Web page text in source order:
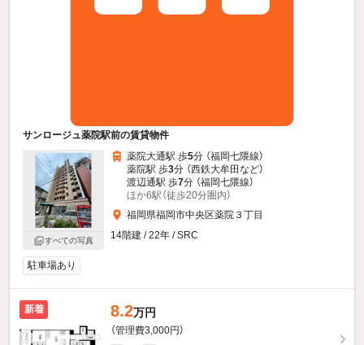
サンロージュ薬院駅前の賃貸物件
すべての写真
薬院大通駅 歩5分 （福岡七隈線）
薬院駅 歩3分 （西鉄大牟田など）
渡辺通駅 歩7分 （福岡七隈線）
ほか6駅（徒歩20分圏内）
福岡県福岡市中央区薬院３丁目
14階建 / 22年 / SRC
駐車場あり
新着 8.2万円
（管理費3,000円）